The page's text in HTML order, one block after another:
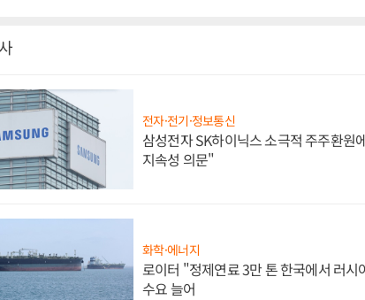
전자·전기·정보통신
삼성전자 SK하이닉스 소극적 주주환원
지속성 의문"
화학·에너지
로이터 "정제연료 3만 톤 한국에서 러
수요 늘어